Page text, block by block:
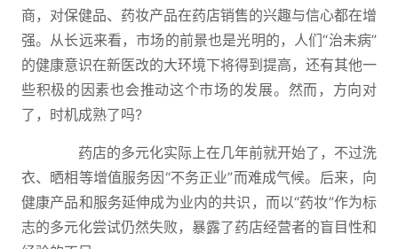
商，对保健品、药妆产品在药店销售的兴趣与信心都在增
强。从长远来看，市场的前景也是光明的，人们“治未病”
的健康意识在新医改的大环境下将得到提高，还有其他一
些积极的因素也会推动这个市场的发展。然而，方向对
了，时机成熟了吗?
药店的多元化实际上在几年前就开始了，不过洗
衣、晒相等增值服务因“不务正业”而难成气候。后来，向
健康产品和服务延伸成为业内的共识，而以“药妆”作为标
志的多元化尝试仍然失败，暴露了药店经营者的盲目性和